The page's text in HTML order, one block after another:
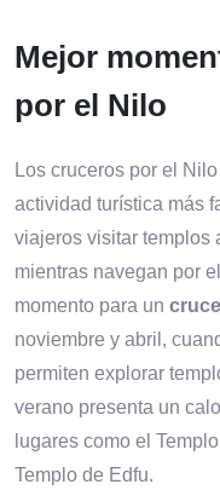
Mejor
por el Nilo
Los cruceros por el
actividad turística más
viajeros visitar templos
mientras navegan por
momento para un
noviembre y abril,
permiten explorar
verano presenta un
lugares como el
Templo de Edfu.